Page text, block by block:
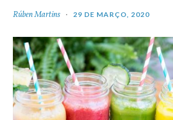
Rúben Martins 29 DE MARÇO, 2020